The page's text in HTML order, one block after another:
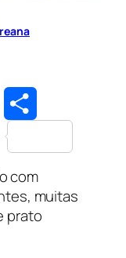
Share
com
muitas
prato